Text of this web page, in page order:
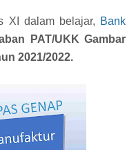
XI dalam belajar, Bank
PAT/UKK Gambar
2021/2022.